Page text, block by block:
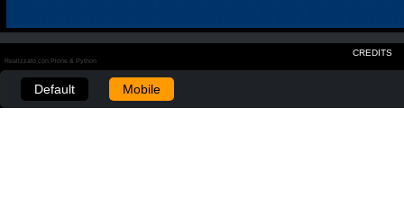
CREDITS
Realizzato con Plone & Python
Default Mobile